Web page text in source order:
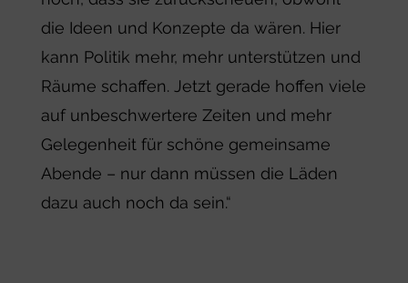
die Ideen und Konzepte da wären. Hier
kann Politik mehr, mehr unterstützen und
Räume schaffen. Jetzt gerade hoffen viele
auf unbeschwertere Zeiten und mehr
Gelegenheit für schöne gemeinsame
Abende – nur dann müssen die Läden
dazu auch noch da sein.“